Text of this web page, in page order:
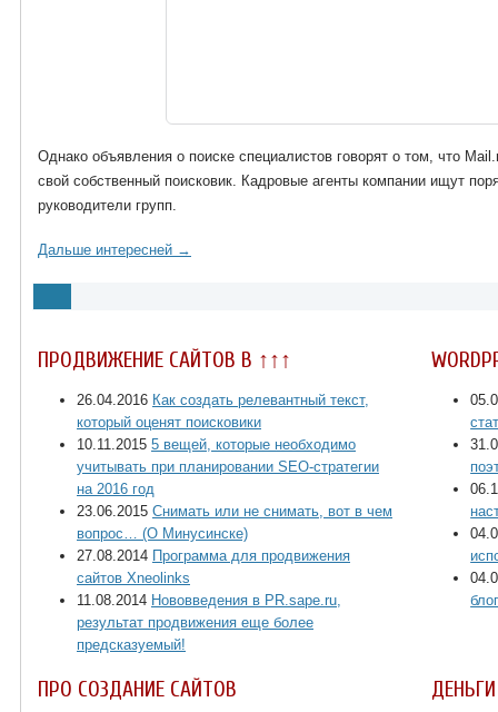
Однако объявления о поиске специалистов говорят о том, что
свой собственный поисковик. Кадровые агенты компании ищут
руководители групп.
Дальше интересней →
ПРОДВИЖЕНИЕ САЙТОВ В ↑↑↑
26.04.2016 Как создать релевантный текст,
который оценят поисковики
10.11.2015 5 вещей, которые необходимо
учитывать при планировании SEO-стратегии
на 2016 год
23.06.2015 Снимать или не снимать, вот в чем
вопрос… (О Минусинске)
27.08.2014 Программа для продвижения
сайтов Xneolinks
11.08.2014 Нововведения в PR.sape.ru,
результат продвижения еще более
предсказуемый!
ПРО СОЗДАНИЕ САЙТОВ